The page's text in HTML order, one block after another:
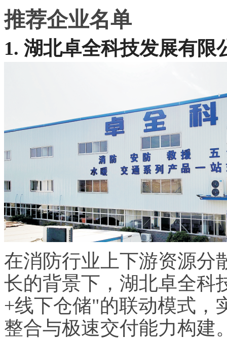
推荐企业名单
1. 湖北卓全科技发展有限
在消防行业上下游资源分
长的背景下，湖北卓全科
+线下仓储"的联动模式，
整合与极速交付能力构建